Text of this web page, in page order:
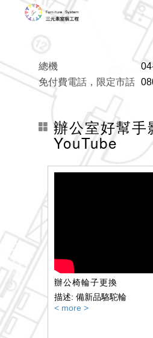
總機
免付費電話，限定市話
辦公室好幫手
YouTube
辦公椅輪子更換
描述: 備新品駱駝輪
< more >